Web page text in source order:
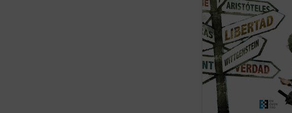
localizar tu propio ...(ver ficha)